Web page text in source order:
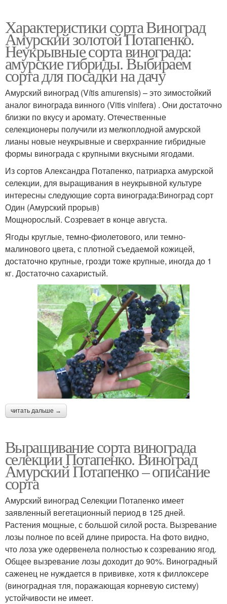
Характеристики сорта Виноград
Амурский золотой Потапенко.
Неукрывные сорта винограда:
амурские гибриды. Выбираем
сорта для посадки на дачу
Амурский виноград (Vítis amurensis) – это зимостойкий
аналог винограда винного (Vitis vinifera) . Они достаточно
близки по вкусу и аромату. Отечественные
селекционеры получили из мелкоплодной амурской
лианы новые неукрывные и сверхранние гибридные
формы винограда с крупными вкусными ягодами.
Из сортов Александра Потапенко, патриарха амурской
селекции, для выращивания в неукрывной культуре
интересны следующие сорта винограда:Виноград сорт
Один (Амурский прорыв)
Мощнорослый. Созревает в конце августа.
Ягоды круглые, темно-фиолетового, или темно-
малинового цвета, с плотной съедаемой кожицей,
достаточно крупные, грозди тоже крупные, иногда до 1
кг. Достаточно сахаристый.
читать дальше →
Выращивание сорта винограда
селекции Потапенко. Виноград
Амурский Потапенко – описание
сорта
Амурский виноград Селекции Потапенко имеет
заявленный вегетационный период в 125 дней.
Растения мощные, с большой силой роста. Вызревание
лозы полное по всей длине прироста. На фото видно,
что лоза уже одервенела полностью к созреванию ягод.
Общее вызревание лозы доходит до 90%. Виноградный
саженец не нуждается в прививке, хотя к филлоксере
(виноградная тля, поражающая корневую систему)
устойчивости не имеет.